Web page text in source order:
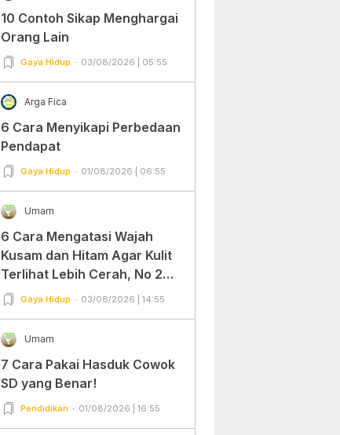
10 Contoh Sikap Menghargai
Orang Lain
Gaya Hidup 03/08/2026 | 05:55
Arga Fica
6 Cara Menyikapi Perbedaan
Pendapat
Gaya Hidup 01/08/2026 | 06:55
Umam
6 Cara Mengatasi Wajah
Kusam dan Hitam Agar Kulit
Terlihat Lebih Cerah, No 2
Gampang Banget dan Mudah
Gaya Hidup 03/08/2026 | 14:55
Umam
7 Cara Pakai Hasduk Cowok
SD yang Benar!
Pendidikan 01/08/2026 | 16:55